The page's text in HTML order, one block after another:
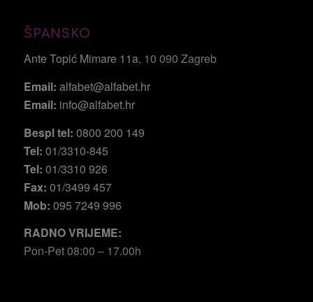
ŠPANSKO
Ante Topić Mimare 11a, 10 090 Zagreb
Email: alfabet@alfabet.hr
Email: info@alfabet.hr
Bespl tel: 0800 200 149
Tel: 01/3310-845
Tel: 01/3310 926
Fax: 01/3499 457
Mob: 095 7249 996
RADNO VRIJEME:
Pon-Pet 08:00 – 17.00h